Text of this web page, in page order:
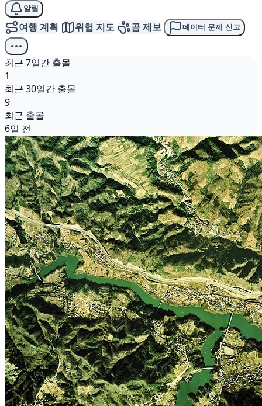
알림
여행 계획 위험 지도 곰 제보 데이터 문제 신고
최근 7일간 출몰
1
최근 30일간 출몰
9
최근 출몰
6일 전